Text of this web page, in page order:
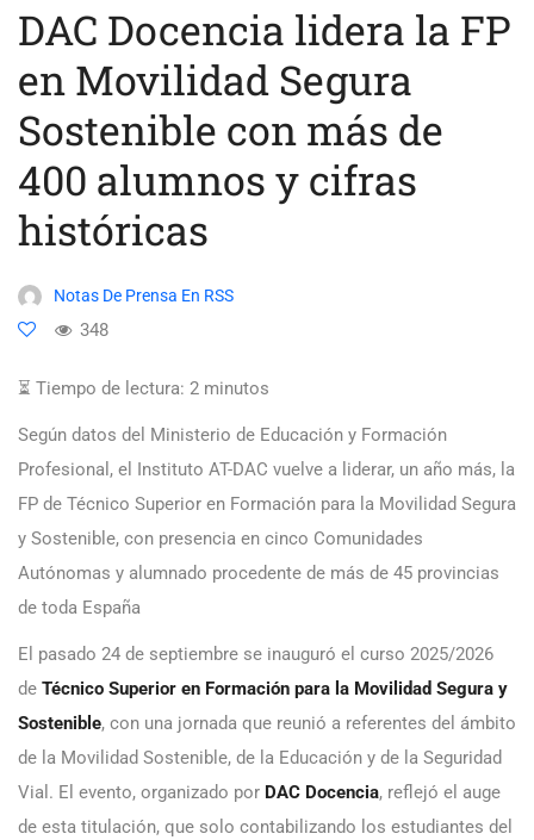
DAC Docencia lidera la FP
en Movilidad Segura
Sostenible con más de
400 alumnos y cifras
históricas
Notas De Prensa En RSS
348
⏳ Tiempo de lectura: 2 minutos
Según datos del Ministerio de Educación y Formación
Profesional, el Instituto AT-DAC vuelve a liderar, un año más, la
FP de Técnico Superior en Formación para la Movilidad Segura
y Sostenible, con presencia en cinco Comunidades
Autónomas y alumnado procedente de más de 45 provincias
de toda España
El pasado 24 de septiembre se inauguró el curso 2025/2026
de Técnico Superior en Formación para la Movilidad Segura y
Sostenible, con una jornada que reunió a referentes del ámbito
de la Movilidad Sostenible, de la Educación y de la Seguridad
Vial. El evento, organizado por DAC Docencia, reflejó el auge
de esta titulación, que solo contabilizando los estudiantes del